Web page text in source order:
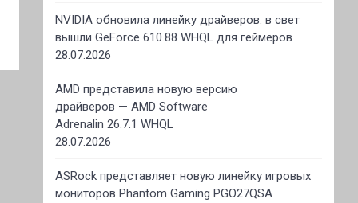
NVIDIA обновила линейку драйверов: в свет
вышли GeForce 610.88 WHQL для геймеров
28.07.2026
AMD представила новую версию
драйверов — AMD Software
Adrenalin 26.7.1 WHQL
28.07.2026
ASRock представляет новую линейку игровых
мониторов Phantom Gaming PGO27QSA